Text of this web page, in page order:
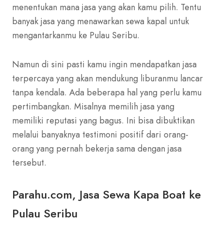
menentukan mana jasa yang akan kamu pilih. Tentu
banyak jasa yang menawarkan sewa kapal untuk
mengantarkanmu ke Pulau Seribu.
Namun di sini pasti kamu ingin mendapatkan jasa
terpercaya yang akan mendukung liburanmu lancar
tanpa kendala. Ada beberapa hal yang perlu kamu
pertimbangkan. Misalnya memilih jasa yang
memiliki reputasi yang bagus. Ini bisa dibuktikan
melalui banyaknya testimoni positif dari orang-
orang yang pernah bekerja sama dengan jasa
tersebut.
Parahu.com, Jasa Sewa Kapa Boat ke
Pulau Seribu